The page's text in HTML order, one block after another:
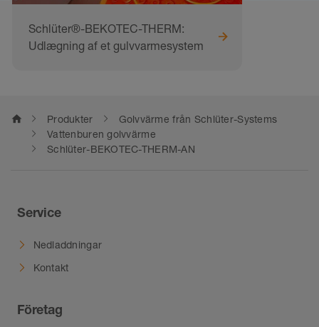
Schlüter®-BEKOTEC-THERM:
Udlægning af et gulvvarmesystem
home Produkter
Golvvärme från Schlüter-Systems
Vattenburen golvvärme
Schlüter-BEKOTEC-THERM-AN
Service
Nedladdningar
Kontakt
Företag